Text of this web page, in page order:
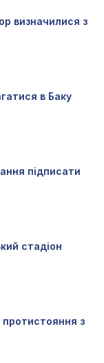
визначилися з
в Баку
підписати
стадіон
протистояння з